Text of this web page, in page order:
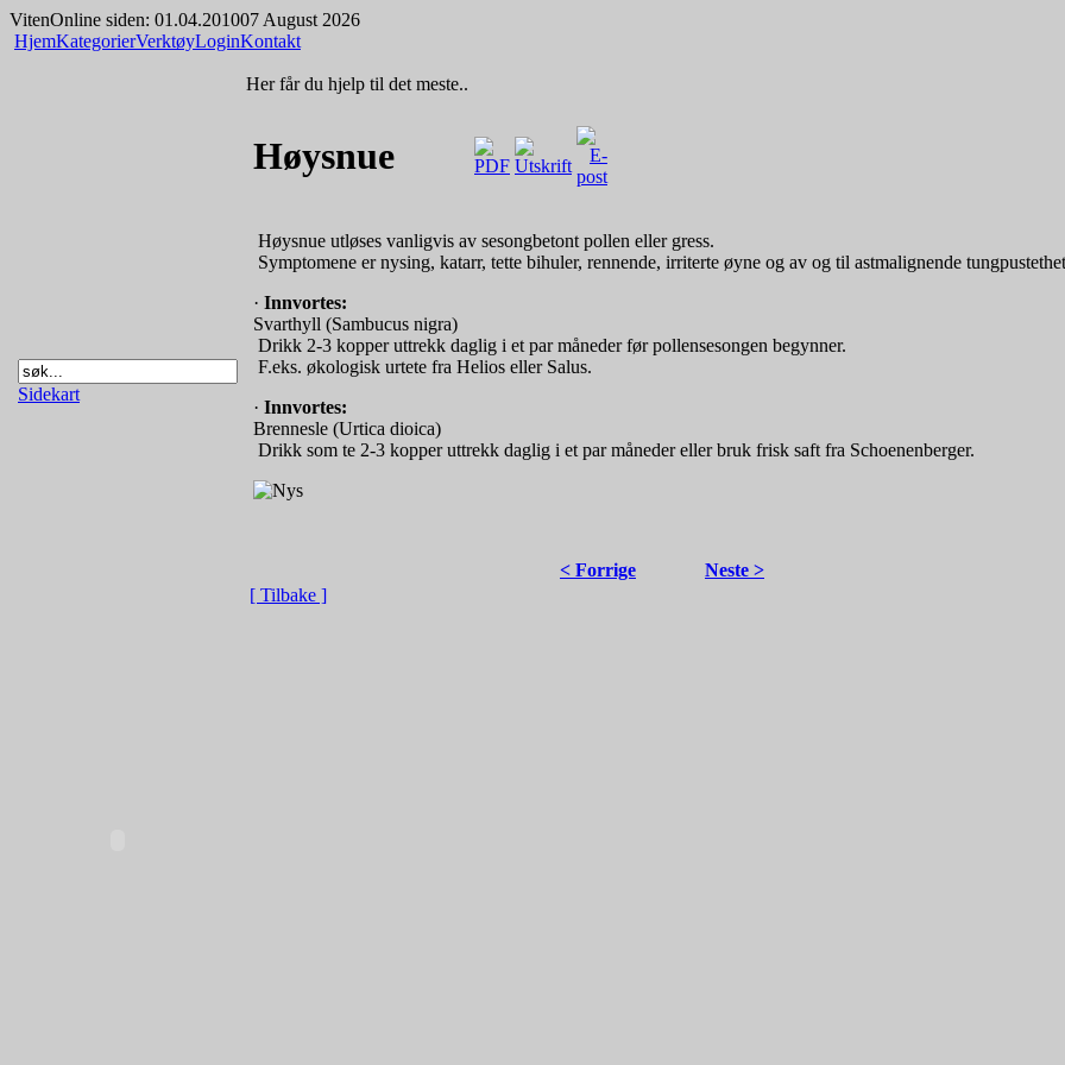
VitenOnline siden: 01.04.201007 August 2026
HjemKategorierVerktøyLoginKontakt
Sidekart
Her får du hjelp til det meste..
Høysnue
­ Høysnue utløses vanligvis av sesongbetont pollen eller gress.
Symptomene er nysing, katarr, tette bihuler, rennende, irriterte øyne og av og til astmalignende
· Innvortes:
Svarthyll (Sambucus nigra)
­ Drikk 2-3 kopper uttrekk daglig i et par måneder før pollensesongen begynner.
­ F.eks. økologisk urtete fra Helios eller Salus.
· Innvortes:
Brennesle (Urtica dioica)
­ Drikk som te 2-3 kopper uttrekk daglig i et par måneder eller bruk frisk saft fra Schoenenberger.
< Forrige
Neste >
[ Tilbake ]